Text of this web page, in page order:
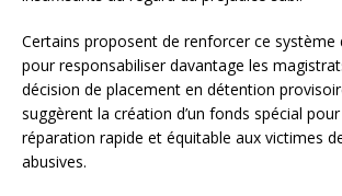
Certains proposent de renforcer ce système
pour responsabiliser davantage les
décision de placement en détention
suggèrent la création d’un fonds spécial
réparation rapide et équitable aux victimes
abusives.